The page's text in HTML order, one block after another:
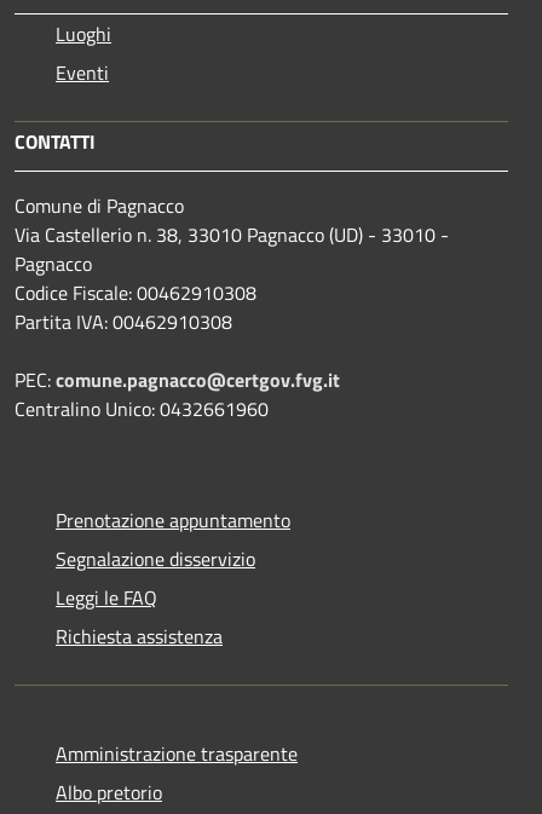
Luoghi
Eventi
CONTATTI
Comune di Pagnacco
Via Castellerio n. 38, 33010 Pagnacco (UD) - 33010 -
Pagnacco
Codice Fiscale: 00462910308
Partita IVA: 00462910308
PEC:comune.pagnacco@certgov.fvg.it
Centralino Unico: 0432661960
Prenotazione appuntamento
Segnalazione disservizio
Leggi le FAQ
Richiesta assistenza
Amministrazione trasparente
Albo pretorio